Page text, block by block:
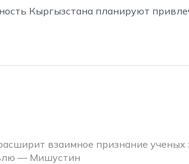
Кыргызстана планируют
взаимное признание
— Мишустин